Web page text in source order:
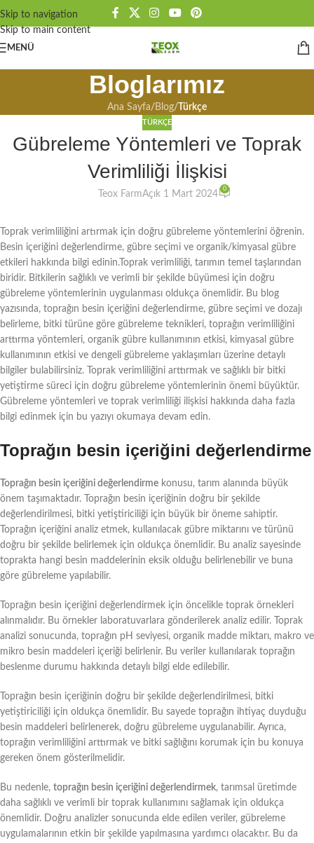
Skip to navigation
Skip to main content
MENÜ
Bloglarımız
Ana Sayfa/ Blog/ Türkçe
TÜRKÇE
Gübreleme Yöntemleri ve Toprak
Verimliliği İlişkisi
Teox FarmAçık 1 Mart 2024
0
Toprak verimliliğini artırmak için doğru gübreleme yöntemlerini öğrenin.
Besin içeriğini değerlendirme, gübre seçimi ve organik/kimyasal gübre
etkileri hakkında bilgi edinin.Toprak verimliliği, tarımın temel taşlarından
biridir. Bitkilerin sağlıklı ve verimli bir şekilde büyümesi için doğru
gübreleme yöntemlerinin uygulanması oldukça önemlidir. Bu blog
yazısında, toprağın besin içeriğini değerlendirme, gübre seçimi ve dozajı
belirleme, bitki türüne göre gübreleme teknikleri, toprağın verimliliğini
arttırma yöntemleri, organik gübre kullanımının etkisi, kimyasal gübre
kullanımının etkisi ve dengeli gübreleme yaklaşımları üzerine detaylı
bilgiler bulabilirsiniz. Toprak verimliliğini arttırmak ve sağlıklı bir bitki
yetiştirme süreci için doğru gübreleme yöntemlerinin önemi büyüktür.
Gübreleme yöntemleri ve toprak verimliliği ilişkisi hakkında daha fazla
bilgi edinmek için bu yazıyı okumaya devam edin.
Toprağın besin içeriğini değerlendirme
Toprağın besin içeriğini değerlendirme konusu, tarım alanında büyük
önem taşımaktadır. Toprağın besin içeriğinin doğru bir şekilde
değerlendirilmesi, bitki yetiştiriciliği için büyük bir öneme sahiptir.
Toprağın içeriğini analiz etmek, kullanılacak gübre miktarını ve türünü
doğru bir şekilde belirlemek için oldukça önemlidir. Bu analiz sayesinde
toprakta hangi besin maddelerinin eksik olduğu belirlenebilir ve buna
göre gübreleme yapılabilir.
Toprağın besin içeriğini değerlendirmek için öncelikle toprak örnekleri
alınmalıdır. Bu örnekler laboratuvarlara gönderilerek analiz edilir. Toprak
analizi sonucunda, toprağın pH seviyesi, organik madde miktarı, makro ve
mikro besin maddeleri içeriği belirlenir. Bu veriler kullanılarak toprağın
beslenme durumu hakkında detaylı bilgi elde edilebilir.
Toprağın besin içeriğinin doğru bir şekilde değerlendirilmesi, bitki
yetiştiriciliği için oldukça önemlidir. Bu sayede toprağın ihtiyaç duyduğu
besin maddeleri belirlenerek, doğru gübreleme uygulanabilir. Ayrıca,
toprağın verimliliğini arttırmak ve bitki sağlığını korumak için bu konuya
gereken önem gösterilmelidir.
Bu nedenle, toprağın besin içeriğini değerlendirmek, tarımsal üretimde
daha sağlıklı ve verimli bir toprak kullanımını sağlamak için oldukça
önemlidir. Doğru analizler sonucunda elde edilen veriler, gübreleme
uygulamalarının etkin bir şekilde yapılmasına yardımcı olacaktır. Bu da